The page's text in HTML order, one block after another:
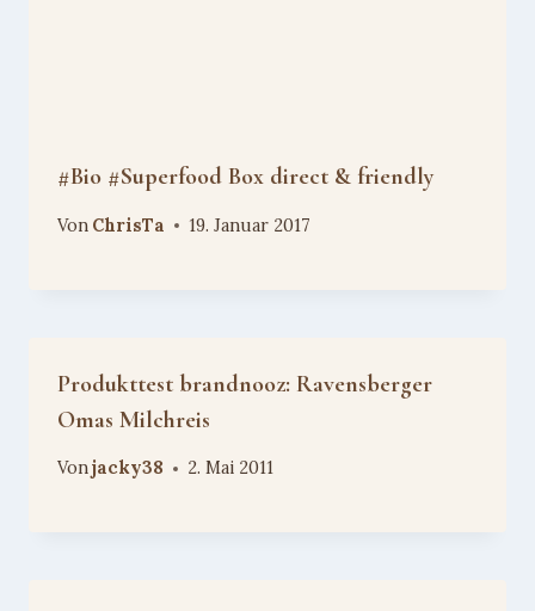
#Bio #Superfood Box direct & friendly
Von ChrisTa 19. Januar 2017
Produkttest brandnooz: Ravensberger
Omas Milchreis
Vonjacky38 2. Mai 2011